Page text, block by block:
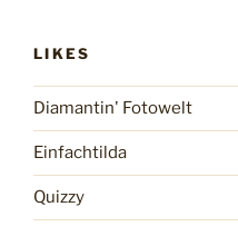
LIKES
Diamantin' Fotowelt
Einfachtilda
Quizzy